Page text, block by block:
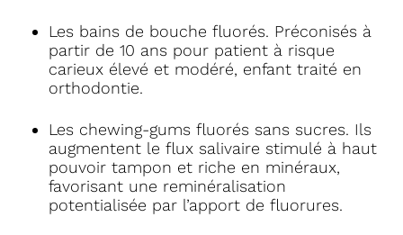
Les bains de bouche fluorés. Préconisés à
partir de 10 ans pour patient à risque
carieux élevé et modéré, enfant traité en
orthodontie.
Les chewing-gums fluorés sans sucres. Ils
augmentent le flux salivaire stimulé à haut
pouvoir tampon et riche en minéraux,
favorisant une reminéralisation
potentialisée par l’apport de fluorures.